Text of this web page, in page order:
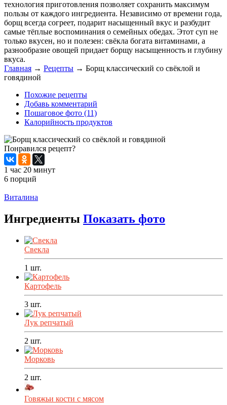
технология приготовления позволяет сохранить максимум
пользы от каждого ингредиента. Независимо от времени года,
борщ всегда согреет, подарит насыщенный вкус и разбудит
самые тёплые воспоминания о семейных обедах. Этот суп не
только вкусен, но и полезен: свёкла богата витаминами, а
разнообразие овощей придает борщу насыщенность и глубину
вкуса.
Главная → Рецепты → Борщ классический со свёклой и
говядиной
Похожие рецепты
Добавь комментарий
Пошаговое фото (11)
Калорийность продуктов
Понравился рецепт?
1 час 20 минут
6 порций
Виталина
Ингредиенты Показать фото
Свекла
1 шт.
Картофель
3 шт.
Лук репчатый
2 шт.
Морковь
2 шт.
Говяжьи кости с мясом